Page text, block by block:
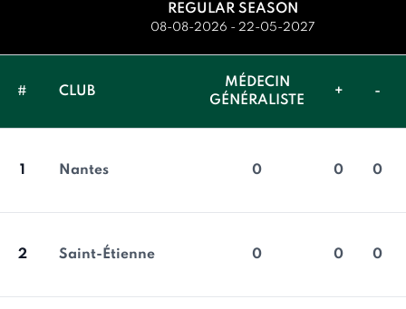
REGULAR SEASON
08-08-2026 - 22-05-2027
# CLUB
MÉDECIN
GÉNÉRALISTE
+ -
1 Nantes 0 0 0
2 Saint-Étienne 0 0 0